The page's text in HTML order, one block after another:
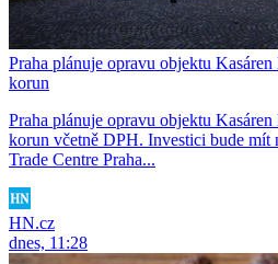
Praha plánuje opravu objektu
korun
Praha plánuje opravu objektu
korun včetně DPH. Investici bude mít
Trade Centre Praha...
HN.cz
dnes, 11:28